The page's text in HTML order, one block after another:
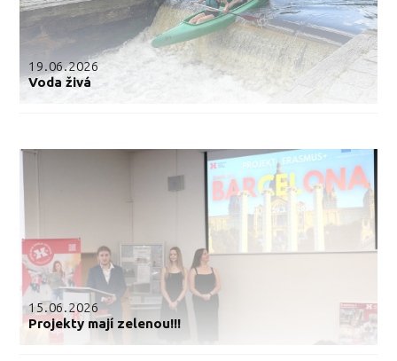
19.06.2026
Voda živá
15.06.2026
Projekty mají zelenou!!!